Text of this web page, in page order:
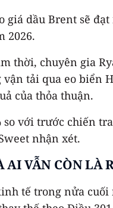
dầu Brent sẽ
2026.
thời, chuyên gia
tải qua eo biển
của thỏa thuận.
với trước chiến
nhận xét.
VẪN CÒN LÀ
tế trong nửa cuối